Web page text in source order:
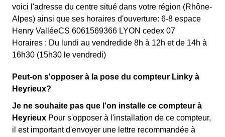
voici l'adresse du centre situé dans votre région (Rhône-
Alpes) ainsi que ses horaires d'ouverture: 6-8 espace
Henry ValléeCS 6061569366 LYON cedex 07
Horaires : Du lundi au vendredide 8h à 12h et de 14h à
16h30 (15h30 le vendredi)
Peut-on s'opposer à la pose du compteur Linky à
Heyrieux?
Je ne souhaite pas que l'on installe ce compteur à
Heyrieux Pour s'opposer à l'installation de ce compteur,
il est important d'envoyer une lettre recommandée à